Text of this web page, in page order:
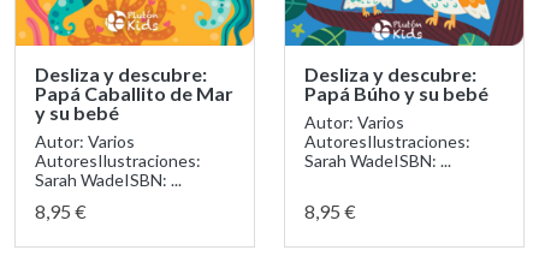
Desliza y descubre:
Papá Caballito de Mar
y su bebé
Autor: Varios
AutoresIlustraciones:
Sarah WadeISBN: ...
8,95 €
Desliza y descubre:
Papá Búho y su bebé
Autor: Varios
AutoresIlustraciones:
Sarah WadeISBN: ...
8,95 €